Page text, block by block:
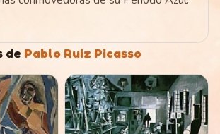
de Pablo Ruiz Picasso